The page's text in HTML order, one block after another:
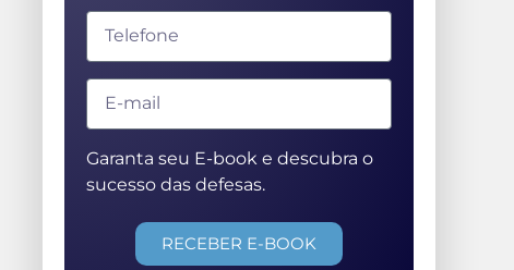
Garanta seu E-book e descubra o
sucesso das defesas.
RECEBER E-BOOK